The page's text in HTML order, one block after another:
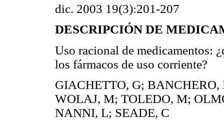
dic. 2003 19(3):201-207
DESCRIPCIÓN DE
Uso racional de medicamentos:
los fármacos de uso corriente?
GIACHETTO, G;
WOLAJ, M; TOLEDO, M;
NANNI, L; SEADE, C